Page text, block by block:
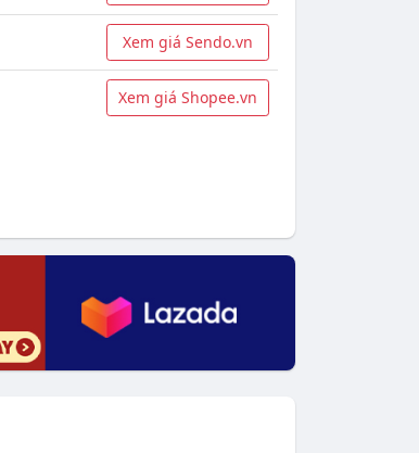
Xem giá Sendo.vn
Xem giá Shopee.vn